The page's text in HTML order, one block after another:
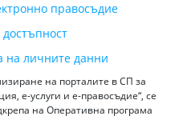
правосъдие
на личните данни
на порталите в СП за
е-услуги и е-правосъдие“, се
на Оперативна програма